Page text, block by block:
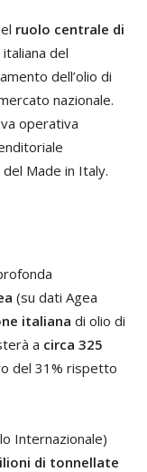
ruolo centrale di
del
dell’olio di
nazionale.
operativa
Made in Italy.
(su dati Agea
italiana di olio di
a circa 325
del 31% rispetto
Internazionale)
di tonnellate